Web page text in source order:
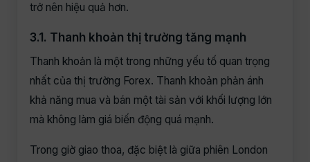
trở nên hiệu quả hơn.
3.1. Thanh khoản thị trường tăng mạnh
Thanh khoản là một trong những yếu tố quan trọng
nhất của thị trường Forex. Thanh khoản phản ánh
khả năng mua và bán một tài sản với khối lượng lớn
mà không làm giá biến động quá mạnh.
Trong giờ giao thoa, đặc biệt là giữa phiên London